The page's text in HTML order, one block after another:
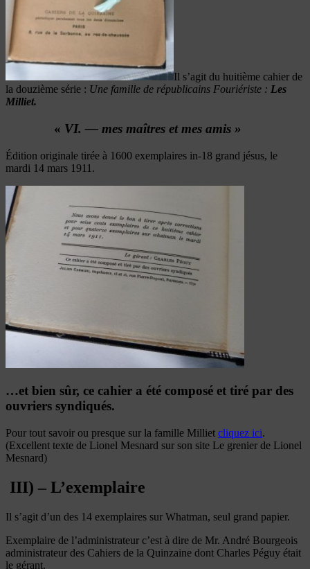
Il s’agit du huitième cahier de
la douzième série : Une famille de républicains Fouriériste : Les
Milliet.
« VI. — mes maîtres et mes amis »
Édition originale tirée à 1600 exemplaires in-18 grand jésus, le
mardi 14 mars 1911.
…et bien sûr, ce cahier a été composé et tiré par des
ouvriers syndiqués.
Pour tout savoir ou presque sur la famille Milliet cliquez ici.
(Excellent texte de Lionel Mesnard sur son site Le grenier de Lionel
Mesnard)
III) – L’exemplaire
Il s’agit d’un des 14 exemplaires sur Whatman, seul grand papier.
Exemplaire de l’administrateur c’est à dire de Mr. André Bourgeois
administrateur des Cahiers de la Quinzaine dont Charles Péguy était
le gérant.